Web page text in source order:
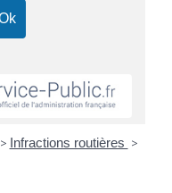
> Infractions routières >